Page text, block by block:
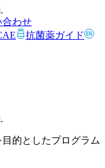
合わせ
抗菌薬ガイド
的としたプログラム